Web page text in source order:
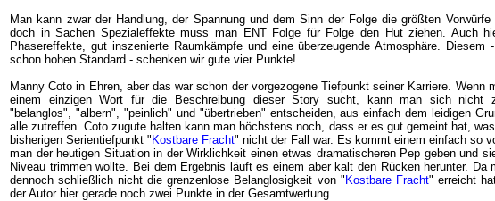
Man kann zwar der Handlung, der Spannung und dem Sinn der Folge die größten Vorwürfe
doch in Sachen Spezialeffekte muss man ENT Folge für Folge den Hut ziehen. Auch
Phasereffekte, gut inszenierte Raumkämpfe und eine überzeugende Atmosphäre. Diesem
schon hohen Standard - schenken wir gute vier Punkte!
Manny Coto in Ehren, aber das war schon der vorgezogene Tiefpunkt seiner Karriere. Wenn
einem einzigen Wort für die Beschreibung dieser Story sucht, kann man sich nicht
"belanglos", "albern", "peinlich" und "übertrieben" entscheiden, aus einfach dem leidigen
alle zutreffen. Coto zugute halten kann man höchstens noch, dass er es gut gemeint hat,
bisherigen Serientiefpunkt " Kostbare Fracht" nicht der Fall war. Es kommt einem einfach so
man der heutigen Situation in der Wirklichkeit einen etwas dramatischeren Pep geben und
Niveau trimmen wollte. Bei dem Ergebnis läuft es einem aber kalt den Rücken herunter. Da
dennoch schließlich nicht die grenzenlose Belanglosigkeit von " Kostbare Fracht" erreicht
der Autor hier gerade noch zwei Punkte in der Gesamtwertung.